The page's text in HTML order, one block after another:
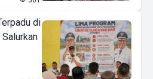
di
Salurkan